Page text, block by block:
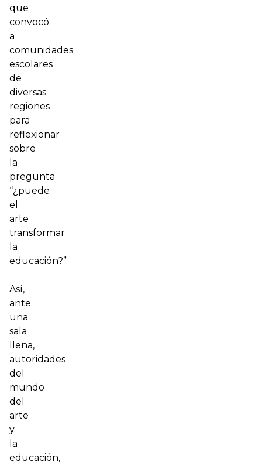
que
convocó
a
comunidades
escolares
de
diversas
regiones
para
reflexionar
sobre
la
pregunta
“¿puede
el
arte
transformar
la
educación?”
Así,
ante
una
sala
llena,
autoridades
del
mundo
del
arte
y
la
educación,